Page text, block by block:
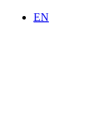
EN